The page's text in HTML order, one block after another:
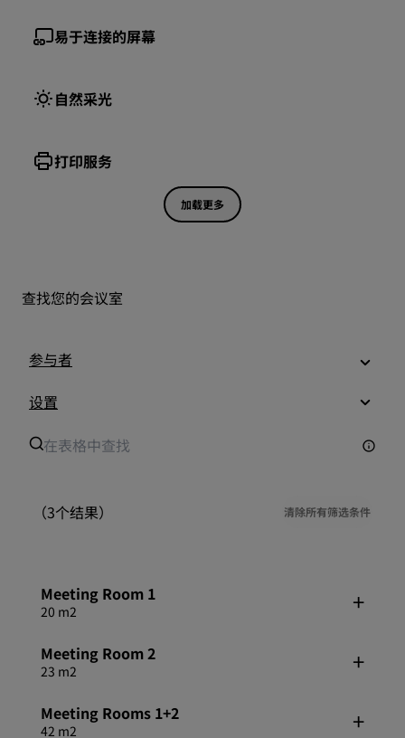
易于连接的屏幕
自然采光
打印服务
加载更多
查找您的会议室
参与者
设置
（3个结果） 清除所有筛选条件
Meeting Room 1
20 m2
Meeting Room 2
23 m2
Meeting Rooms 1+2
42 m2